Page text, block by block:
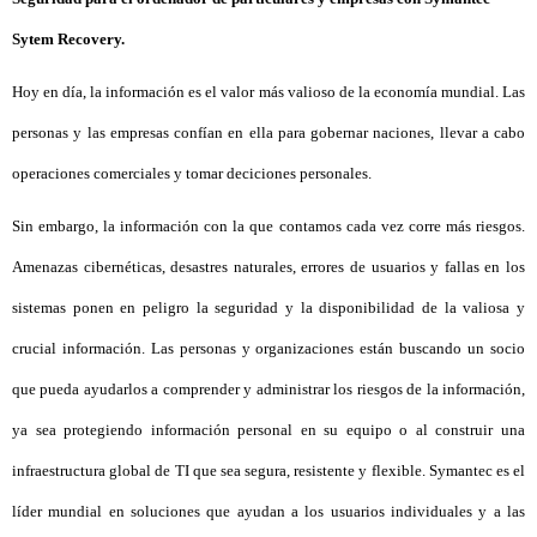
Sytem Recovery.
Hoy en día, la información es el valor más valioso de la economía mundial. Las
personas y las empresas confían en ella para gobernar naciones, llevar a cabo
operaciones comerciales y tomar deciciones personales.
Sin embargo, la información con la que contamos cada vez corre más riesgos.
Amenazas cibernéticas, desastres naturales, errores de usuarios y fallas en los
sistemas ponen en peligro la seguridad y la disponibilidad de la valiosa y
crucial información. Las personas y organizaciones están buscando un socio
que pueda ayudarlos a comprender y administrar los riesgos de la información,
ya sea protegiendo información personal en su equipo o al construir una
infraestructura global de TI que sea segura, resistente y flexible. Symantec es el
líder mundial en soluciones que ayudan a los usuarios individuales y a las